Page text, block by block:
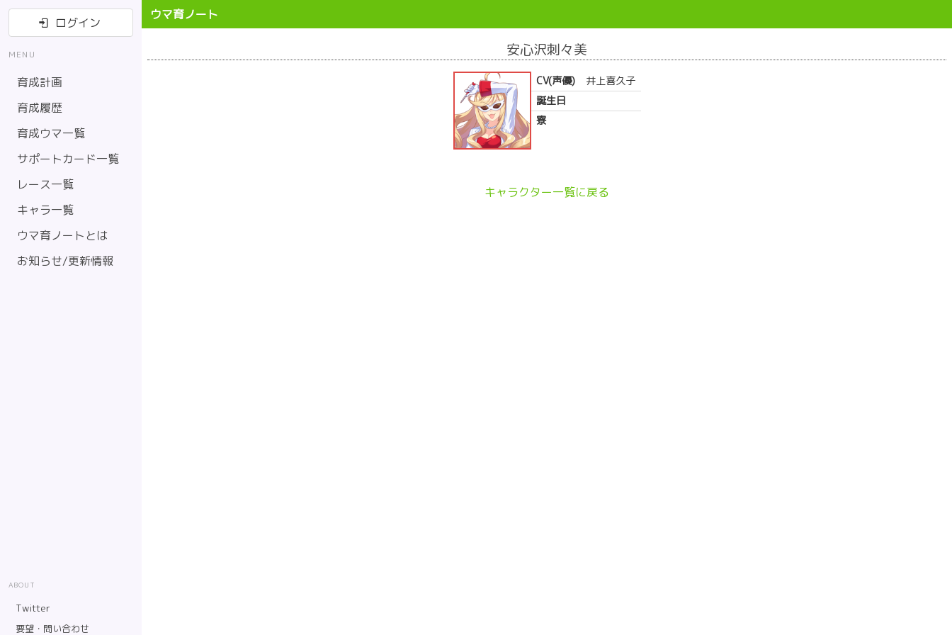
ウマ育ノート
安心沢刺々美
CV(声優)
井上喜久子
誕生日
寮
キャラクター一覧に戻る
ログイン
MENU
育成計画
育成履歴
育成ウマ一覧
サポートカード一覧
レース一覧
キャラ一覧
ウマ育ノートとは
お知らせ/更新情報
ABOUT
Twitter
要望・問い合わせ